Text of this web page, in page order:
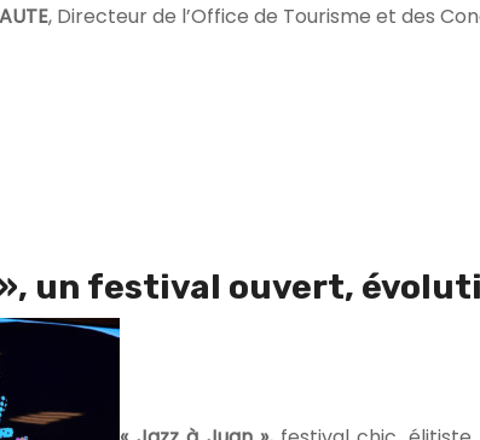
, Directeur de l’Office de Tourisme et des
un festival ouvert,